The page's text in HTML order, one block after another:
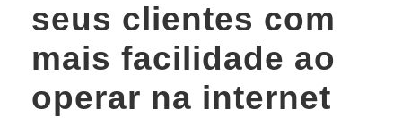
seus clientes com
mais facilidade ao
operar na internet